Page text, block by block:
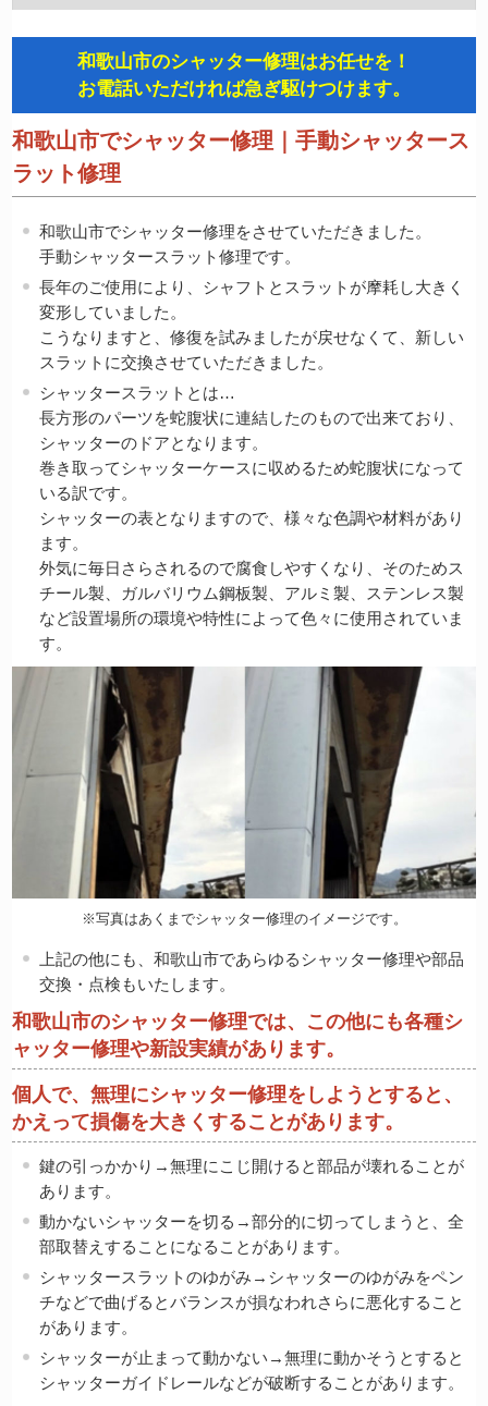
和歌山市のシャッター修理はお任せを！
お電話いただければ急ぎ駆けつけます。
和歌山市でシャッター修理｜手動シャッタース
ラット修理
和歌山市でシャッター修理をさせていただきました。
手動シャッタースラット修理です。
長年のご使用により、シャフトとスラットが摩耗し大きく
変形していました。
こうなりますと、修復を試みましたが戻せなくて、新しい
スラットに交換させていただきました。
シャッタースラットとは…
長方形のパーツを蛇腹状に連結したのもので出来ており、
シャッターのドアとなります。
巻き取ってシャッターケースに収めるため蛇腹状になって
いる訳です。
シャッターの表となりますので、様々な色調や材料があり
ます。
外気に毎日さらされるので腐食しやすくなり、そのためス
チール製、ガルバリウム鋼板製、アルミ製、ステンレス製
など設置場所の環境や特性によって色々に使用されていま
す。
※写真はあくまでシャッター修理のイメージです。
上記の他にも、和歌山市であらゆるシャッター修理や部品
交換・点検もいたします。
和歌山市のシャッター修理では、この他にも各種シ
ャッター修理や新設実績があります。
個人で、無理にシャッター修理をしようとすると、
かえって損傷を大きくすることがあります。
鍵の引っかかり→無理にこじ開けると部品が壊れることが
あります。
動かないシャッターを切る→部分的に切ってしまうと、全
部取替えすることになることがあります。
シャッタースラットのゆがみ→シャッターのゆがみをペン
チなどで曲げるとバランスが損なわれさらに悪化すること
があります。
シャッターが止まって動かない→無理に動かそうとすると
シャッターガイドレールなどが破断することがあります。